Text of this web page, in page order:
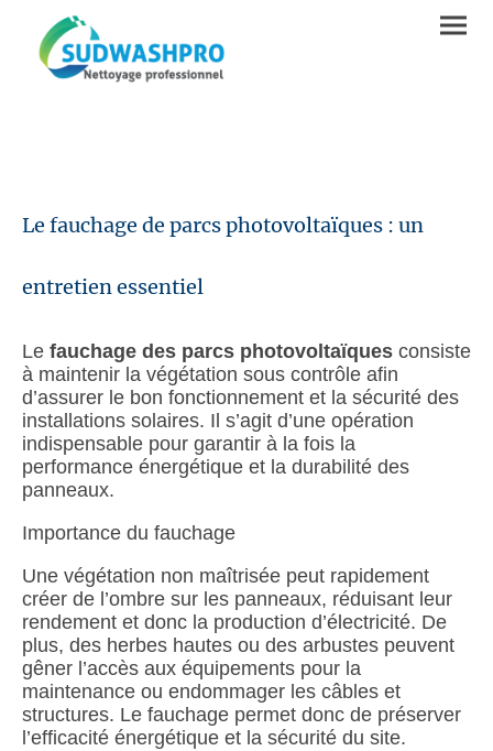
Le fauchage de parcs photovoltaïques : un
entretien essentiel
Le fauchage des parcs photovoltaïques consiste
à maintenir la végétation sous contrôle afin
d’assurer le bon fonctionnement et la sécurité des
installations solaires. Il s’agit d’une opération
indispensable pour garantir à la fois la
performance énergétique et la durabilité des
panneaux.
Importance du fauchage
Une végétation non maîtrisée peut rapidement
créer de l’ombre sur les panneaux, réduisant leur
rendement et donc la production d’électricité. De
plus, des herbes hautes ou des arbustes peuvent
gêner l’accès aux équipements pour la
maintenance ou endommager les câbles et
structures. Le fauchage permet donc de préserver
l’efficacité énergétique et la sécurité du site.